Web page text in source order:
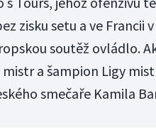
zisku setu a ve Francii
soutěž ovládlo.
a šampion Ligy
smečaře Kamila